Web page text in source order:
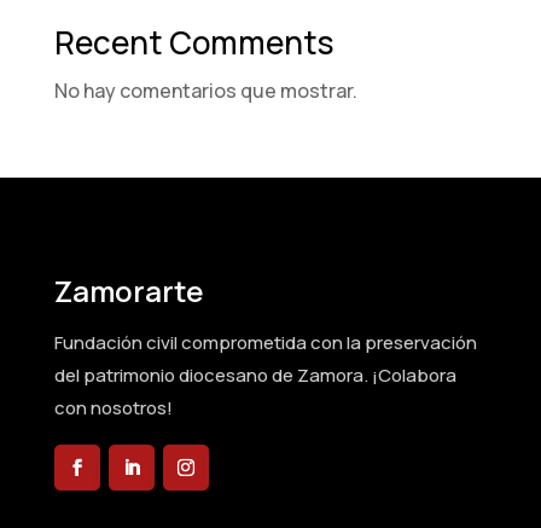
Recent Comments
No hay comentarios que mostrar.
Zamorarte
Fundación civil comprometida con la preservación
del patrimonio diocesano de Zamora. ¡Colabora
con nosotros!